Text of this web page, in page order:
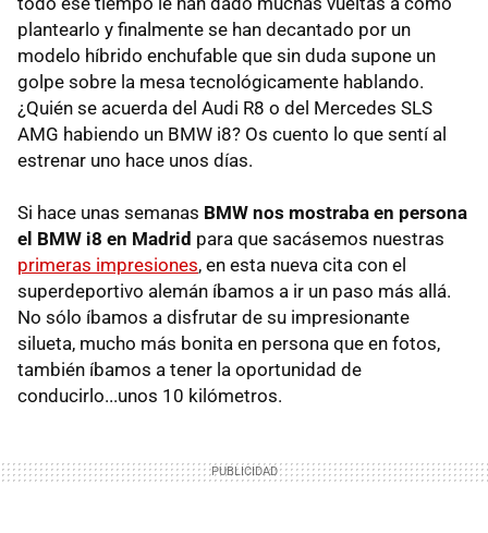
plantearlo y finalmente se han decantado por un
modelo híbrido enchufable que sin duda supone un
golpe sobre la mesa tecnológicamente hablando.
¿Quién se acuerda del Audi R8 o del Mercedes SLS
AMG habiendo un BMW i8? Os cuento lo que sentí al
estrenar uno hace unos días.
Si hace unas semanas BMW nos mostraba en persona
el BMW i8 en Madrid para que sacásemos nuestras
primeras impresiones, en esta nueva cita con el
superdeportivo alemán íbamos a ir un paso más allá.
No sólo íbamos a disfrutar de su impresionante
silueta, mucho más bonita en persona que en fotos,
también íbamos a tener la oportunidad de
conducirlo...unos 10 kilómetros.